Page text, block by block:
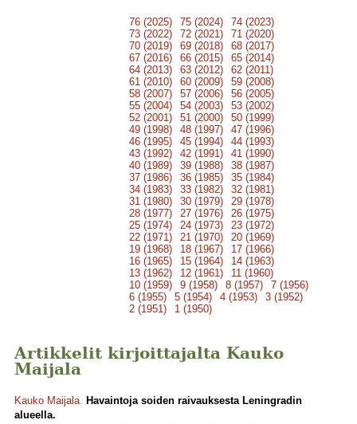
76 (2025) 75 (2024)
74 (2023)
73 (2022)
72 (2021)
71 (2020)
70 (2019)
69 (2018)
68 (2017)
67 (2016)
66 (2015)
65 (2014)
64 (2013)
63 (2012)
62 (2011)
61 (2010)
60 (2009)
59 (2008)
58 (2007)
57 (2006)
56 (2005)
55 (2004)
54 (2003)
53 (2002)
52 (2001)
51 (2000)
50 (1999)
49 (1998)
48 (1997)
47 (1996)
46 (1995)
45 (1994)
44 (1993)
43 (1992)
42 (1991)
41 (1990)
40 (1989)
39 (1988)
38 (1987)
37 (1986)
36 (1985)
35 (1984)
34 (1983)
33 (1982)
32 (1981)
31 (1980)
30 (1979)
29 (1978)
28 (1977)
27 (1976)
26 (1975)
25 (1974)
24 (1973)
23 (1972)
22 (1971)
21 (1970)
20 (1969)
19 (1968)
18 (1967)
17 (1966)
16 (1965)
15 (1964)
14 (1963)
13 (1962)
12 (1961)
11 (1960)
10 (1959)
9 (1958) 8 (1957)
7 (1956)
6 (1955)
5 (1954) 4 (1953)
3 (1952)
2 (1951)
1 (1950)
Artikkelit kirjoittajalta Kauko
Maijala
Kauko Maijala. Havaintoja soiden raivauksesta Leningradin
alueella.